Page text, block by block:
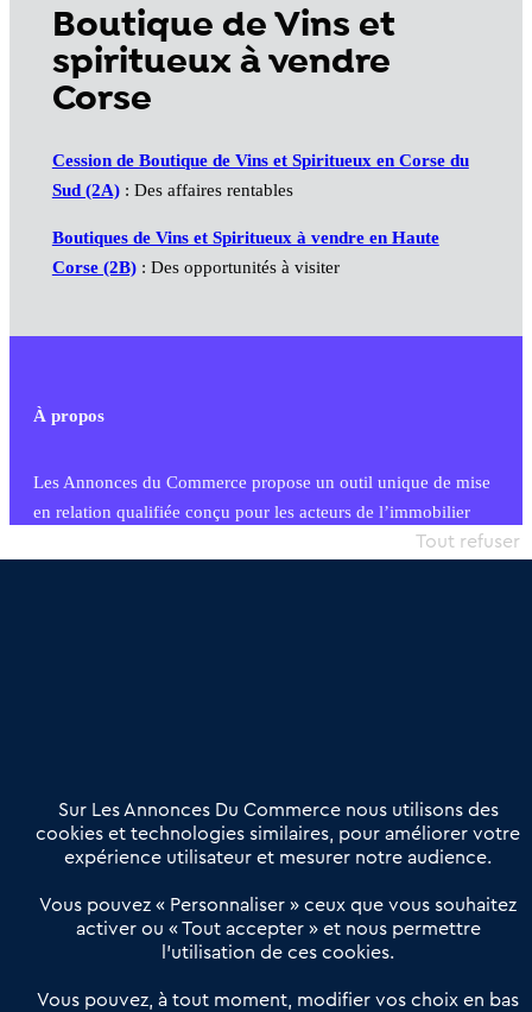
Boutique de Vins et
spiritueux à vendre
Corse
Cession de Boutique de Vins et Spiritueux en Corse du
Sud (2A): Des affaires rentables
Boutiques de Vins et Spiritueux à vendre en Haute
Corse (2B): Des opportunités à visiter
À propos
Les Annonces du Commerce propose un outil unique de mise
en relation qualifiée conçu pour les acteurs de l’immobilier
commercial et les collectivités territoriales, simple et intégrant
Offres Pro
Actualités
Qui sommes nous ?
Derniers articles
Réseau 3C : un partenaire national dédié aux transactions
Petitscommerces : Un partenariat au service du commerce de
Sur Les Annonces Du Commerce nous utilisons des
cookies et technologies similaires, pour améliorer votre
expérience utilisateur et mesurer notre audience.
Vous pouvez « Personnaliser » ceux que vous souhaitez
activer ou « Tout accepter » et nous permettre
l’utilisation de ces cookies.
Vous pouvez, à tout moment, modifier vos choix en bas
Tout refuser